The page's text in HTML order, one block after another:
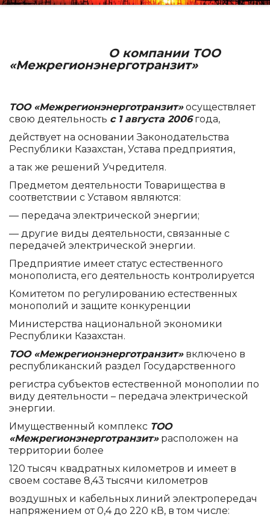
О компании ТОО
«Межрегионэнерготранзит»
ТОО «Межрегионэнерготранзит»осуществляет
свою деятельность с 1 августа 2006года,
действует на основании Законодательства
Республики Казахстан, Устава предприятия,
а так же решений Учредителя.
Предметом деятельности Товарищества в
соответствии с Уставом являются:
— передача электрической энергии;
— другие виды деятельности, связанные с
передачей электрической энергии.
Предприятие имеет статус естественного
монополиста, его деятельность контролируется
Комитетом по регулированию естественных
монополий и защите конкуренции
Министерства национальной экономики
Республики Казахстан.
ТОО «Межрегионэнерготранзит»включено в
республиканский раздел Государственного
регистра субъектов естественной монополии по
виду деятельности – передача электрической
энергии.
Имущественный комплекс ТОО
«Межрегионэнерготранзит» расположен на
территории более
120 тысяч квадратных километров и имеет в
своем составе 8,43 тысячи километров
воздушных и кабельных линий электропередач
напряжением от 0,4 до 220 кВ, в том числе: